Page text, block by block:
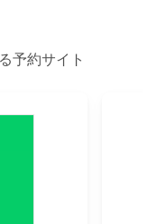
予約サイト